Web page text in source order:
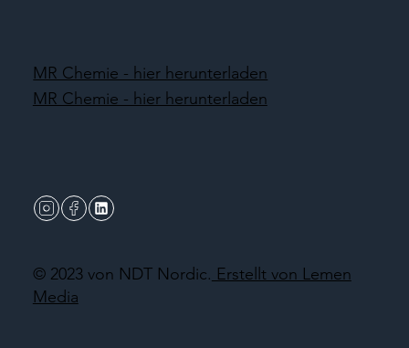
© 2023 von NDT Nordic. Erstellt von Lemen
Media
MR Chemie - hier herunterladen
MR Chemie - hier herunterladen